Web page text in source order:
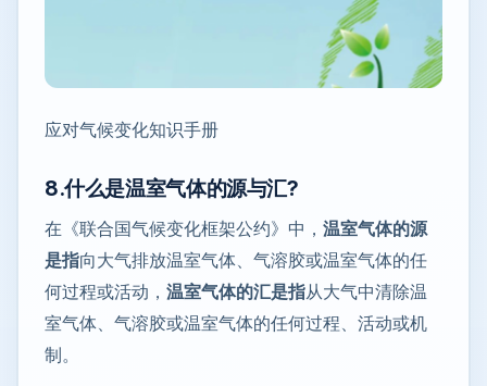
应对气候变化知识手册
8.什么是温室气体的源与汇?
在《联合国气候变化框架公约》中， 温室气体的源
是指向大气排放温室气体、气溶胶或温室气体的任
何过程或活动， 温室气体的汇是指从大气中清除温
室气体、气溶胶或温室气体的任何过程、活动或机
制。